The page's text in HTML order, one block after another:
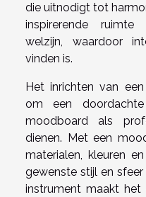
die uitnodigt tot
inspirerende
welzijn, waardoor
vinden is.
Het inrichten van
om een
moodboard als
dienen. Met een
materialen, kleuren
gewenste stijl en
instrument maakt